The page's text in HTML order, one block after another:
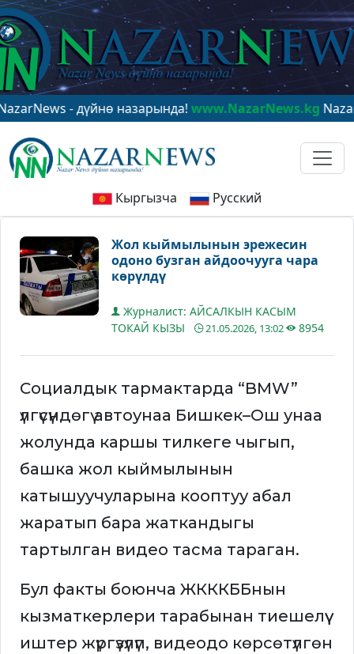
- дүйнө назарында!www.NazarNews.kgNazarNews
Кыргызча Русский
Жол кыймылынын эрежесин
одоно бузган айдоочууга чара
көрүлдү
Журналист: АЙСАЛКЫН КАСЫМ
ТОКАЙ КЫЗЫ
21.05.2026, 13:02 8954
Социалдык тармактарда “BMW”
үлгүсүндөгү автоунаа Бишкек–Ош унаа
жолунда каршы тилкеге чыгып,
башка жол кыймылынын
катышуучуларына кооптуу абал
жаратып бара жаткандыгы
тартылган видео тасма тараган.
Бул факты боюнча ЖКККББнын
кызматкерлери тарабынан тиешелүү
иштер жүргүзүлүп, видеодо көрсөтүлгөн